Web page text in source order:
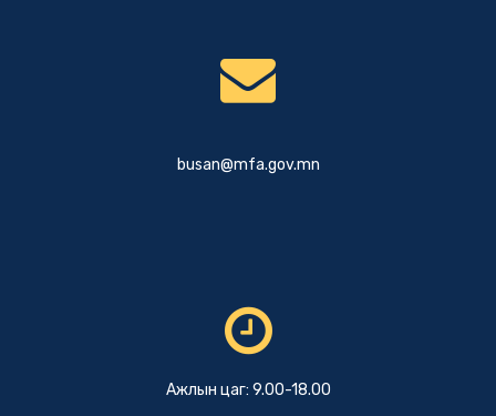
busan@mfa.gov.mn
Ажлын цаг: 9.00-18.00